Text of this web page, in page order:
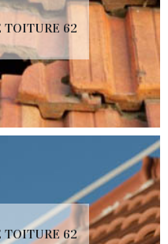
TOITURE 62
TOITURE 62